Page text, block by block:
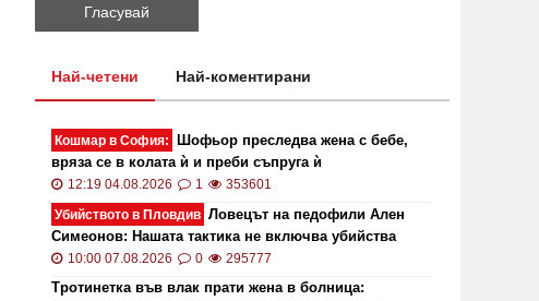
Най-четени Най-коментирани
Кошмар в София:
Шофьор преследва жена с бебе,
вряза се в колата ѝ и преби съпруга ѝ
12:19 04.08.2026 1
353601
Убийството в Пловдив Ловецът на педофили Ален
Симеонов: Нашата тактика не включва убийства
10:00 07.08.2026 0 295777
Тротинетка във влак прати жена в болница: